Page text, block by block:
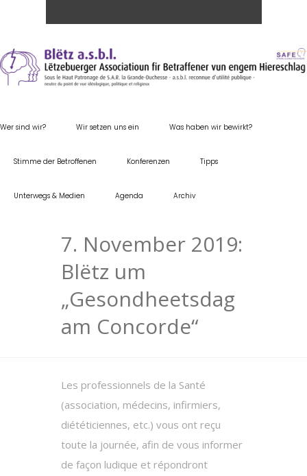
Wer sind wir? Wir setzen uns ein Was haben wir bewirkt?
Stimme der Betroffenen Konferenzen Tipps
Unterwegs & Medien Agenda Archiv
7. November 2019:
Blëtz um
„Gesondheetsdag
am Concorde“
Les professionnels de la Santé
(association, médecins, infirmiers,
diététiciennes, etc.) vous ont reçu
toute la journée, afin de vous informer
de façon ludique et répondront